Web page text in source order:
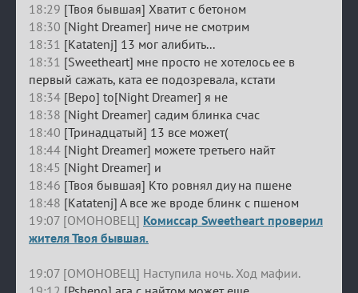
18:29 [Твоя бывшая] Хватит с бетоном
18:30 [Night Dreamer] ниче не смотрим
18:31 [Katatenj] 13 мог алибить...
18:31 [Sweetheart] мне просто не хотелось ее в
первый сажать, ката ее подозревала, кстати
18:34 [Веро] to[Night Dreamer] я не
18:38 [Night Dreamer] садим блинка счас
18:40 [Тринадцатый] 13 все может(
18:44 [Night Dreamer] можете третьего найт
18:45 [Night Dreamer] и
18:46 [Твоя бывшая] Кто ровнял диу на пшене
18:48 [Katatenj] А все же вроде блинк с пшеном
19:07 [ОМОНОВЕЦ] Комиссар Sweetheart проверил
жителя Твоя бывшая.
19:07 [ОМОНОВЕЦ] Наступила ночь. Ход мафии.